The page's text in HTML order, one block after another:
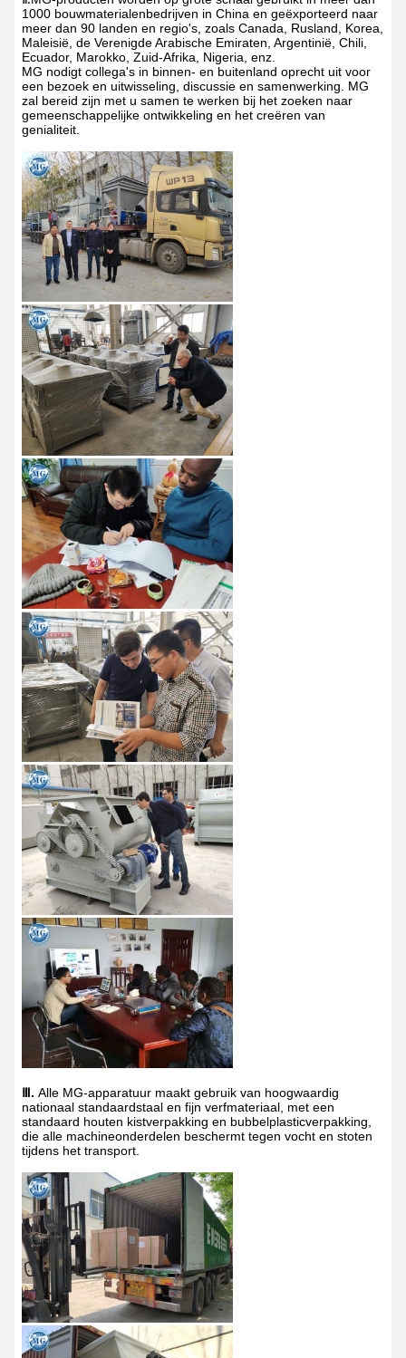
1000 bouwmaterialenbedrijven in China en geëxporteerd naar
meer dan 90 landen en regio's, zoals Canada, Rusland, Korea,
Maleisië, de Verenigde Arabische Emiraten, Argentinië, Chili,
Ecuador, Marokko, Zuid-Afrika, Nigeria, enz.
MG nodigt collega's in binnen- en buitenland oprecht uit voor
een bezoek en uitwisseling, discussie en samenwerking. MG
zal bereid zijn met u samen te werken bij het zoeken naar
gemeenschappelijke ontwikkeling en het creëren van
genialiteit.
Ⅲ. Alle MG-apparatuur maakt gebruik van hoogwaardig
nationaal standaardstaal en fijn verfmateriaal, met een
standaard houten kistverpakking en bubbelplasticverpakking,
die alle machineonderdelen beschermt tegen vocht en stoten
tijdens het transport.